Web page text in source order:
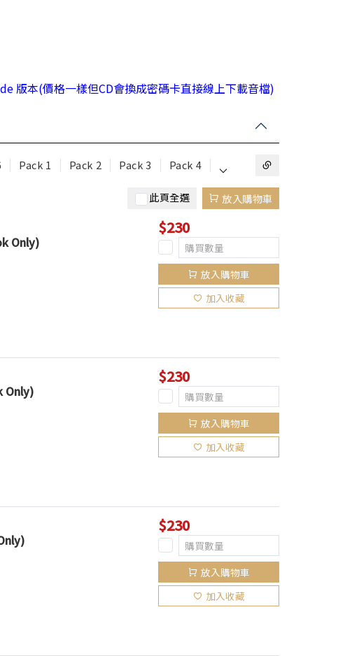
版本(價格一樣但CD會換成密碼卡直接線上下載音檔)
Pack 1 Pack 2 Pack 3 Pack 4 ⌵
此頁全選 放入購物車
Only)
$230
放入購物車
加入收藏
Only)
$230
放入購物車
加入收藏
$230
放入購物車
加入收藏